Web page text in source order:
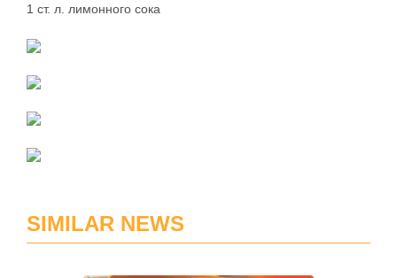
1 ст. л. лимонного сока
SIMILAR NEWS